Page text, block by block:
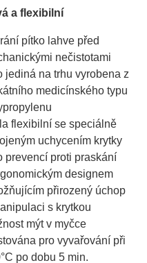
a flexibilní
pítko lahve před
nečistotami
jediná na trhu vyrobena z
medicínského typu
flexibilní se speciálně
uchycením krytky
prevencí proti praskání
designem
přirozený úchop
s krytkou
mýt v myčce
pro vyvařování při
po dobu 5 min.